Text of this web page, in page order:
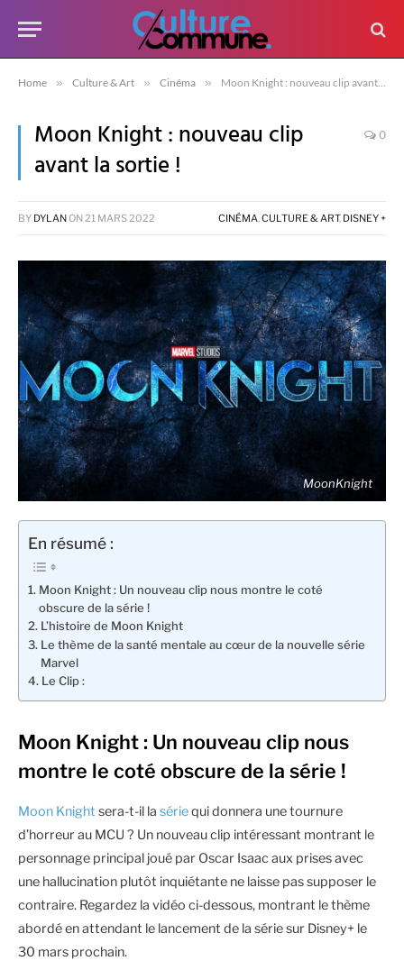
Home » Culture & Art » Cinéma » Moon Knight : nouveau clip avant la sortie !
Moon Knight : nouveau clip
avant la sortie !
0
BY DYLANON 21 MARS 2022 CINÉMA,CULTURE & ART, DISNEY +
MoonKnight
En résumé :
Moon Knight : Un nouveau clip nous montre le coté
obscure de la série !
L’histoire de Moon Knight
Le thème de la santé mentale au cœur de la nouvelle série
Marvel
Le Clip :
Moon Knight : Un nouveau clip nous
montre le coté obscure de la série !
Moon Knight sera-t-il la sériequi donnera une tournure
d’horreur au MCU ? Un nouveau clip intéressant montrant le
personnage principal joué par Oscar Isaac aux prises avec
une hallucination plutôt inquiétante ne laisse pas supposer le
contraire. Regardez la vidéo ci-dessous, montrant le thème
abordé en attendant le lancement de la série sur Disney+ le
30 mars prochain.